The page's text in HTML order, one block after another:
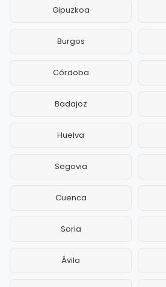
Gipuzkoa
Burgos
Córdoba
Badajoz
Huelva
Segovia
Cuenca
Soria
Ávila